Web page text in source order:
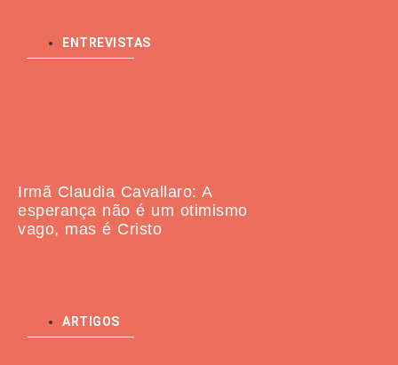
ENTREVISTAS
Irmã Claudia Cavallaro: A
esperança não é um otimismo
vago, mas é Cristo
ARTIGOS